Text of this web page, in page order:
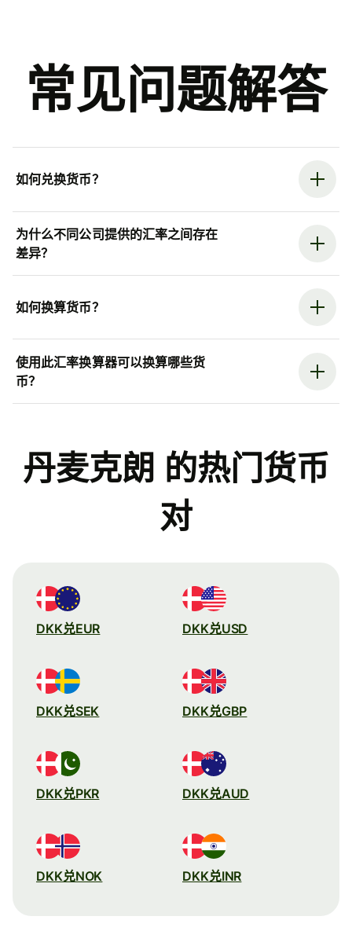
常见问题解答
如何兑换货币？
为什么不同公司提供的汇率之间存在
差异？
如何换算货币？
使用此汇率换算器可以换算哪些货
币？
丹麦克朗 的热门货币
对
DKK兑EUR DKK兑USD
DKK兑SEK DKK兑GBP
DKK兑PKR DKK兑AUD
DKK兑NOK DKK兑INR